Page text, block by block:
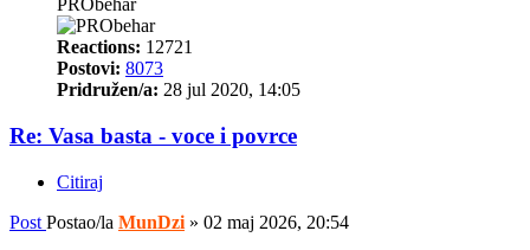
PRObehar
Reactions: 12721
Postovi: 8073
Pridružen/a: 28 jul 2020, 14:05
Re: Vasa basta - voce i povrce
Citiraj
Post Postao/la MunDzi » 02 maj 2026, 20:54